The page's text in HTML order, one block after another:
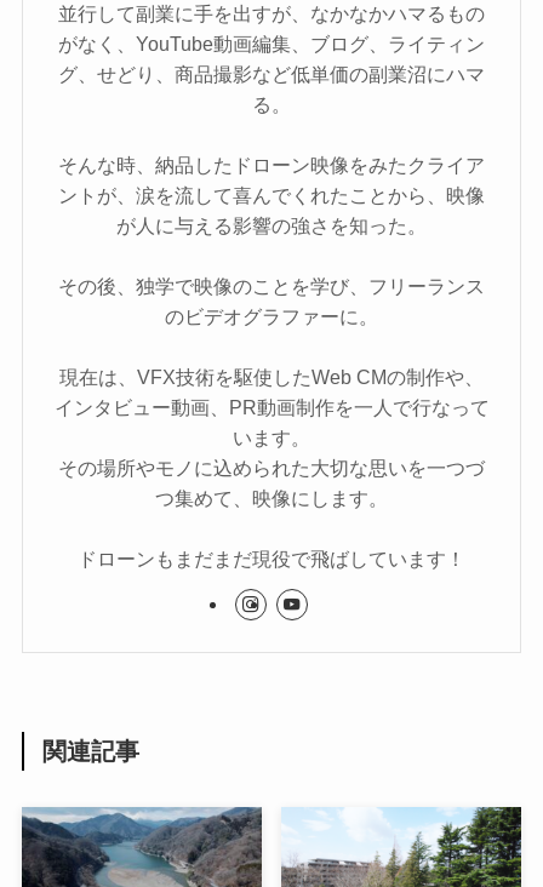
並行して副業に手を出すが、なかなかハマるもの
がなく、YouTube動画編集、ブログ、ライティン
グ、せどり、商品撮影など低単価の副業沼にハマ
る。
そんな時、納品したドローン映像をみたクライア
ントが、涙を流して喜んでくれたことから、映像
が人に与える影響の強さを知った。
その後、独学で映像のことを学び、フリーランス
のビデオグラファーに。
現在は、VFX技術を駆使したWeb CMの制作や、
インタビュー動画、PR動画制作を一人で行なって
います。
その場所やモノに込められた大切な思いを一つづ
つ集めて、映像にします。
ドローンもまだまだ現役で飛ばしています！
関連記事